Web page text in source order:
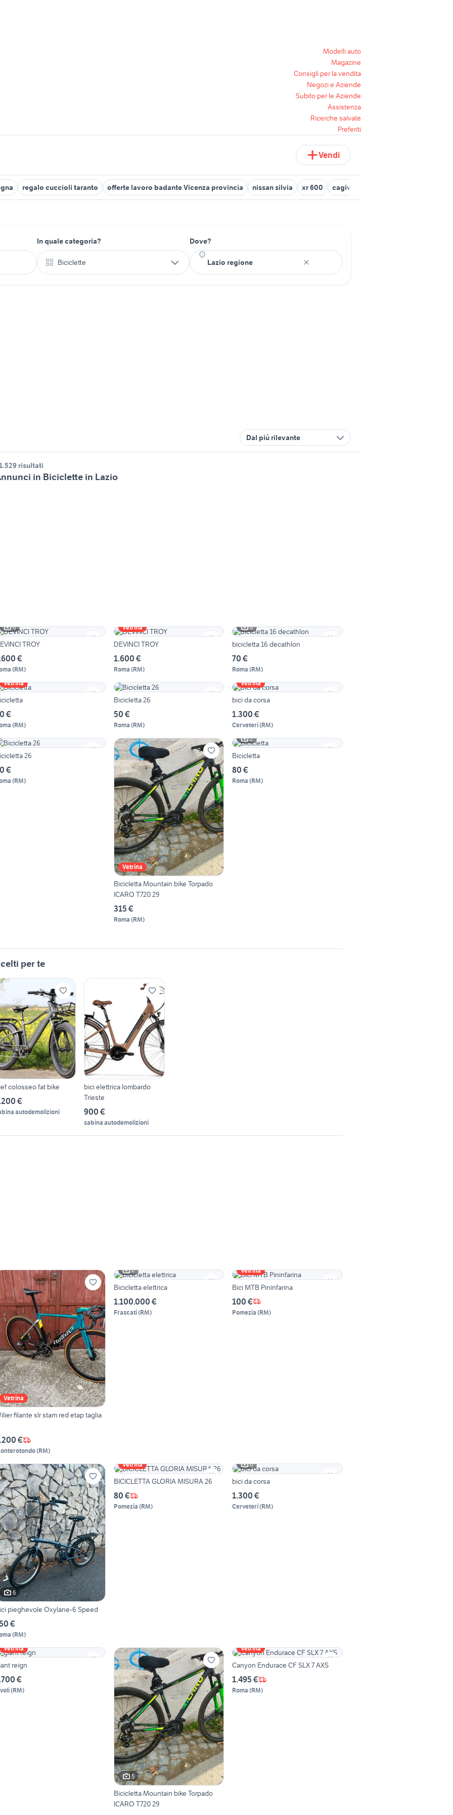
Modelli auto
Magazine
Consigli per la vendita
Negozi e Aziende
Subito per le Aziende
Assistenza
Ricerche salvate
Preferiti
Vendi
regalo cuccioli taranto offerte lavoro badante Vicenza provincia nissan silvia xr 600 cagiva mito 125 usata
In quale categoria?
Biciclette
Dove?
Dal più rilevante
risultati
in Biciclette in Lazio
6
TROY
€
(RM)
Vetrina
DEVINCI TROY
1.600 €
Roma (RM)
6
bicicletta 16 decathlon
70 €
Roma (RM)
Vetrina
€
(RM)
Bicicletta 26
50 €
Roma (RM)
Vetrina
bici da corsa
1.300 €
Cerveteri(RM)
26
€
(RM)
Vetrina
Bicicletta Mountain bike Torpado
ICARO T720 29
315 €
Roma (RM)
2
Bicicletta
80 €
Roma (RM)
per te
colosseo fat bike
€
autodemolizioni
bici elettrica lombardo
Trieste
900 €
sabina autodemolizioni
Vetrina
filante slr stam red etap taglia
€
(RM)
2
Bicicletta elettrica
1.100.000 €
Frascati(RM)
Vetrina
Bici MTB Pininfarina
100 €
Pomezia (RM)
6
pieghevole Oxylane-6 Speed
€
(RM)
Vetrina
BICICLETTA GLORIA MISURA 26
80 €
Pomezia (RM)
6
bici da corsa
1.300 €
Cerveteri(RM)
Vetrina
reign
€
(RM)
5
Bicicletta Mountain bike Torpado
ICARO T720 29
Vetrina
Canyon Endurace CF SLX 7 AXS
1.495 €
Roma (RM)